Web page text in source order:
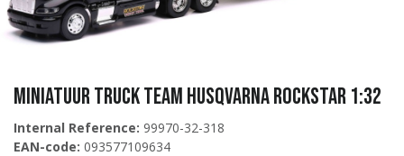
Miniatuur Truck Team Husqvarna Rockstar 1:32
Internal Reference: 99970-32-318
EAN-code: 093577109634